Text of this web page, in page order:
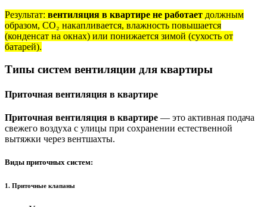
Результат: вентиляция в квартире не работает должным
образом, CO₂ накапливается, влажность повышается
(конденсат на окнах) или понижается зимой (сухость от
батарей).
Типы систем вентиляции для квартиры
Приточная вентиляция в квартире
Приточная вентиляция в квартире — это активная подача
свежего воздуха с улицы при сохранении естественной
вытяжки через вентшахты.
Виды приточных систем:
1. Приточные клапаны